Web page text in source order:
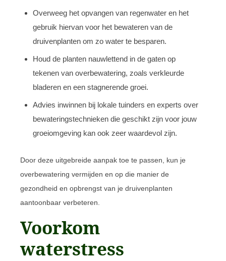
Overweeg het opvangen van regenwater en het
gebruik hiervan voor het bewateren van de
druivenplanten om zo water te besparen.
Houd de planten nauwlettend in de gaten op
tekenen van overbewatering, zoals verkleurde
bladeren en een stagnerende groei.
Advies inwinnen bij lokale tuinders en experts over
bewateringstechnieken die geschikt zijn voor jouw
groeiomgeving kan ook zeer waardevol zijn.
Door deze uitgebreide aanpak toe te passen, kun je
overbewatering vermijden en op die manier de
gezondheid en opbrengst van je druivenplanten
aantoonbaar verbeteren.
Voorkom
waterstress